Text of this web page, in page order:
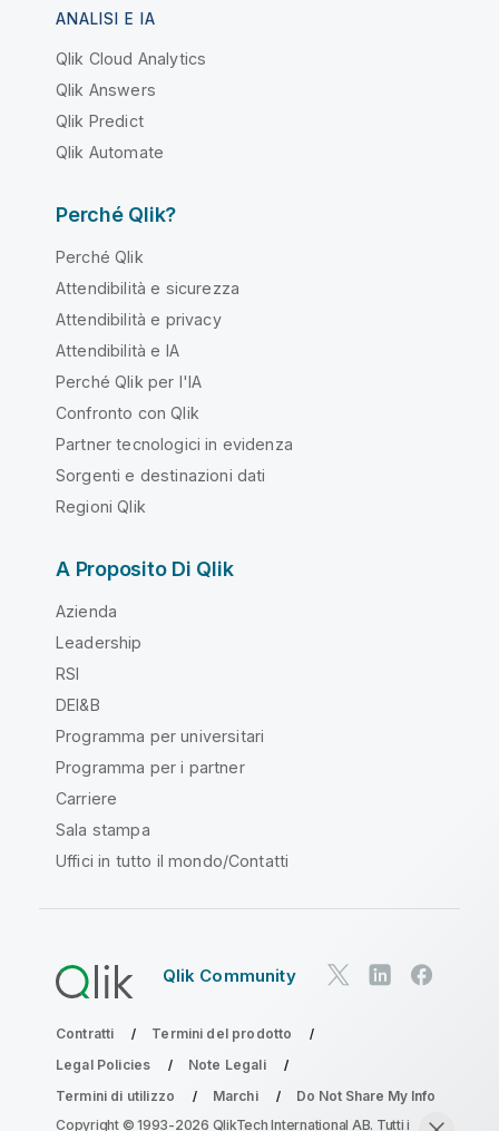
ANALISI E IA
Qlik Cloud Analytics
Qlik Answers
Qlik Predict
Qlik Automate
Perché Qlik?
Perché Qlik
Attendibilità e sicurezza
Attendibilità e privacy
Attendibilità e IA
Perché Qlik per l'IA
Confronto con Qlik
Partner tecnologici in evidenza
Sorgenti e destinazioni dati
Regioni Qlik
A Proposito Di Qlik
Azienda
Leadership
RSI
DEI&B
Programma per universitari
Programma per i partner
Carriere
Sala stampa
Uffici in tutto il mondo/Contatti
Qlik Community
Contratti
Termini del prodotto
Legal Policies
Note Legali
Termini di utilizzo
Marchi
Do Not Share My Info
Copyright © 1993-2026 QlikTech International AB. Tutti i